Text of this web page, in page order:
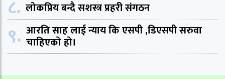
८. लोकप्रिय बन्दै सशस्त्र प्रहरी संगठन
९. आरति साह लाई न्याय कि एसपी ,डिएसपी सरुवा
चाहिएको हो।